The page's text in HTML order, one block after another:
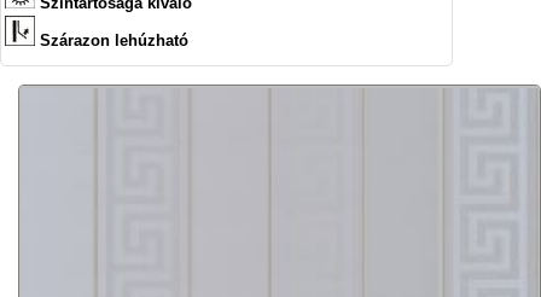
Szárazon lehúzható